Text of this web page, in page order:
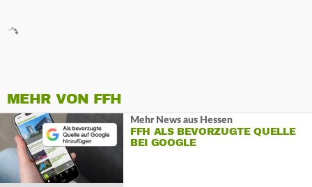
MEHR VON FFH
Mehr News aus Hessen
FFH ALS BEVORZUGTE QUELLE
BEI GOOGLE